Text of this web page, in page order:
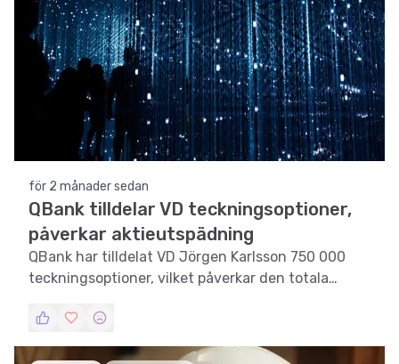
för 2 månader sedan
QBank tilldelar VD teckningsoptioner,
påverkar aktieutspädning
QBank har tilldelat VD Jörgen Karlsson 750 000
teckningsoptioner, vilket påverkar den totala